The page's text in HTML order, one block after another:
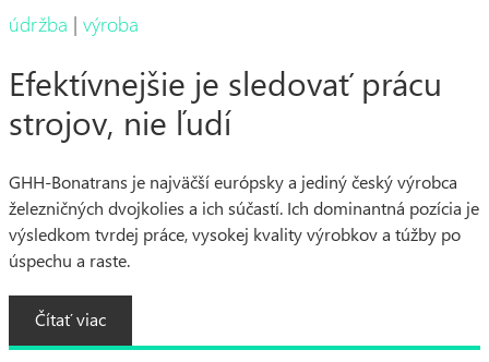
údržba | výroba
Efektívnejšie je sledovať prácu
strojov, nie ľudí
GHH-Bonatrans je najväčší európsky a jediný český výrobca
železničných dvojkolies a ich súčastí. Ich dominantná pozícia je
výsledkom tvrdej práce, vysokej kvality výrobkov a túžby po
úspechu a raste.
Čítať viac